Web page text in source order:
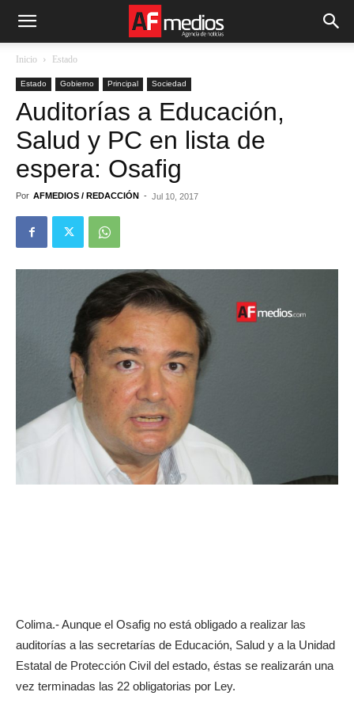
Inicio Estado
Estado Gobierno Principal Sociedad
Auditorías a Educación,
Salud y PC en lista de
espera: Osafig
Por AFMEDIOS / REDACCIÓN - Jul 10, 2017
Colima.- Aunque el Osafig no está obligado a realizar las
auditorías a las secretarías de Educación, Salud y a la Unidad
Estatal de Protección Civil del estado, éstas se realizarán una
vez terminadas las 22 obligatorias por Ley.